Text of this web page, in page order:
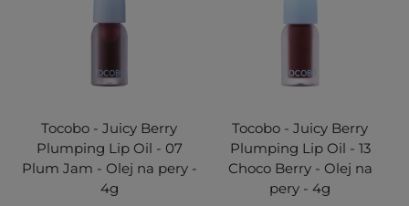
Tocobo - Juicy Berry
Plumping Lip Oil - 07
Plum Jam - Olej na pery -
4g
Tocobo - Juicy Berry
Plumping Lip Oil - 13
Choco Berry - Olej na
pery - 4g